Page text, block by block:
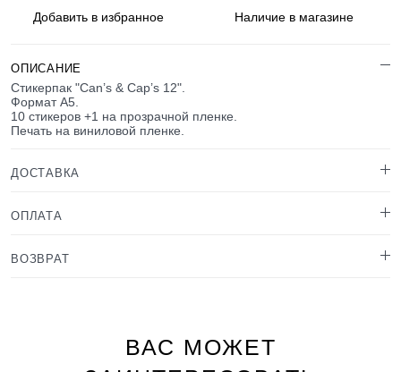
Добавить в избранное Наличиев магазине
ОПИСАНИЕ
Стикерпак "Can’s & Cap’s 12".
Формат А5.
10 стикеров +1 на прозрачной пленке.
Печать на виниловой пленке.
ДОСТАВКА
ОПЛАТА
ВОЗВРАТ
ВАС МОЖЕТ